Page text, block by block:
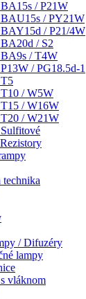
/ P21W
/ PY21W
/ P21/4W
/ S2
/ T4W
/ PG18.5d-1
/ W5W
/ W16W
/ W21W
technika
/ Difuzéry
lampy
vláknom